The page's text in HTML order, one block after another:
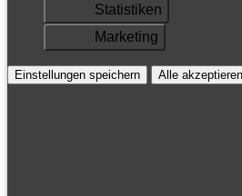
Statistiken
Marketing
Einstellungen speichern Alle akzeptieren